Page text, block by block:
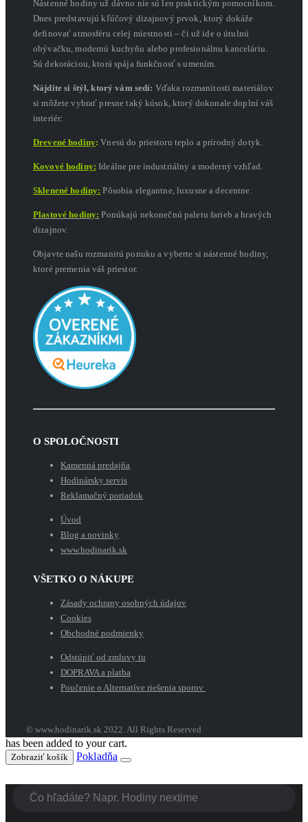
Nástenné hodiny už dávno nie sú len praktickým pomocníkom.
Dnes predstavujú kľúčový dizajnový prvok, ktorý dokáže
definovať atmosféru celej miestnosti – či už ide o útulnú
obývačku, modernú kuchyňu alebo profesionálnu kanceláriu.
Sú dekoráciou, ktorá spája funkčnosť s umením.
Nájdite si štýl, ktorý vám sedí: Vďaka rozmanitosti materiálov
si môžete vybrať presne taký kúsok, ktorý dokonale doplní váš
interiér:
Drevené hodiny: Vnesú do priestoru teplo a prírodný dotyk.
Kovové hodiny: Ideálne pre industriálny a moderný vzhľad.
Sklenené hodiny: Pôsobia elegantne, luxusne a decentne.
Plastové hodiny: Ponúkajú nekonečnú paletu farieb a hravých
dizajnov.
Objavte našu rozmanitú ponuku a vyberte si nástenné hodiny,
ktoré premenia váš priestor.
O SPOLOČNOSTI
Kamenná predajňa
Hodinársky servis
Reklamačný poriadok
Úvod
Blog a novinky
www.hodinarik.sk
VŠETKO O NÁKUPE
Zásady ochrany osobných údajov
Cookies
Obchodné podmienky
Odstúpiť od zmluvy tu
DOPRAVA a platba
Poučenie o Alternatíve riešenia sporov
© www.hodinarik.sk 2022. All Rights Reserved
has been added to your cart.
Zobraziť košík Pokladňa